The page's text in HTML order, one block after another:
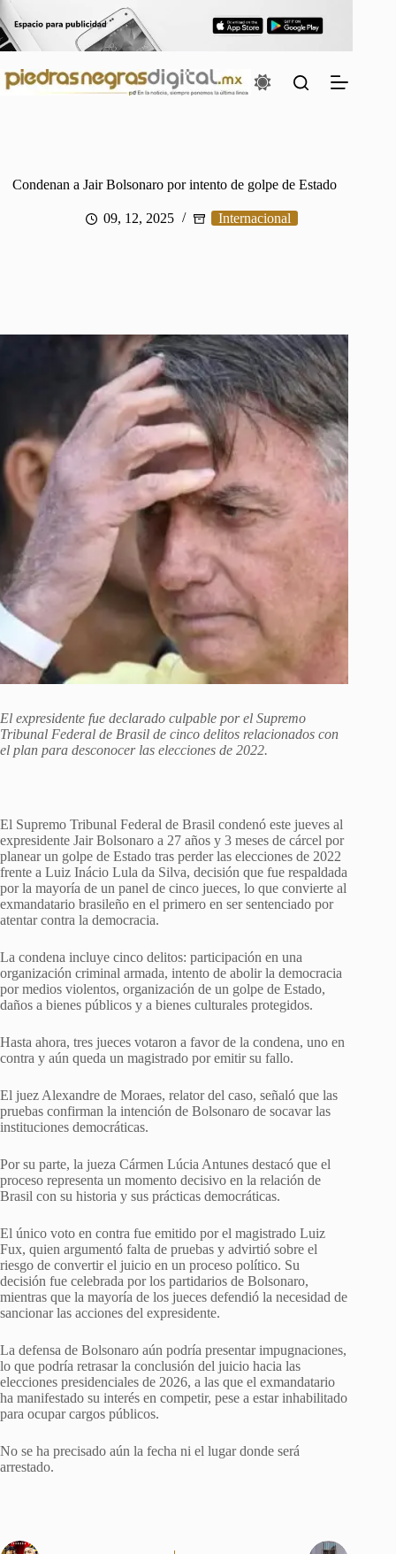
Saltar
al
contenido
Condenan a Jair Bolsonaro por intento de golpe de Estado
09, 12, 2025 Internacional
El expresidente fue declarado culpable por el Supremo
Tribunal Federal de Brasil de cinco delitos relacionados con
el plan para desconocer las elecciones de 2022.
El Supremo Tribunal Federal de Brasil condenó este jueves al
expresidente Jair Bolsonaro a 27 años y 3 meses de cárcel por
planear un golpe de Estado tras perder las elecciones de 2022
frente a Luiz Inácio Lula da Silva, decisión que fue respaldada
por la mayoría de un panel de cinco jueces, lo que convierte al
exmandatario brasileño en el primero en ser sentenciado por
atentar contra la democracia.
La condena incluye cinco delitos: participación en una
organización criminal armada, intento de abolir la democracia
por medios violentos, organización de un golpe de Estado,
daños a bienes públicos y a bienes culturales protegidos.
Hasta ahora, tres jueces votaron a favor de la condena, uno en
contra y aún queda un magistrado por emitir su fallo.
El juez Alexandre de Moraes, relator del caso, señaló que las
pruebas confirman la intención de Bolsonaro de socavar las
instituciones democráticas.
Por su parte, la jueza Cármen Lúcia Antunes destacó que el
proceso representa un momento decisivo en la relación de
Brasil con su historia y sus prácticas democráticas.
El único voto en contra fue emitido por el magistrado Luiz
Fux, quien argumentó falta de pruebas y advirtió sobre el
riesgo de convertir el juicio en un proceso político. Su
decisión fue celebrada por los partidarios de Bolsonaro,
mientras que la mayoría de los jueces defendió la necesidad de
sancionar las acciones del expresidente.
La defensa de Bolsonaro aún podría presentar impugnaciones,
lo que podría retrasar la conclusión del juicio hacia las
elecciones presidenciales de 2026, a las que el exmandatario
ha manifestado su interés en competir, pese a estar inhabilitado
para ocupar cargos públicos.
No se ha precisado aún la fecha ni el lugar donde será
arrestado.